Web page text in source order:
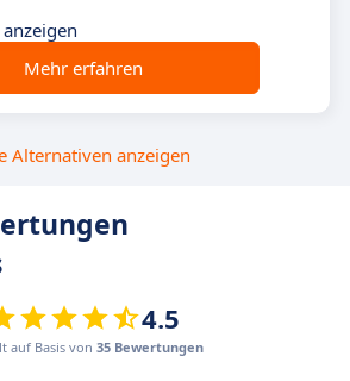
Mehr erfahren
Alternativen anzeigen
4.5
auf Basis von 35 Bewertungen